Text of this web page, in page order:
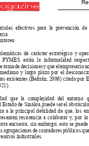
efectivos para la prevención de
de carácter estratégico y
PYMES están la informalidad
toma de decisiones y que el empresario
mediano y largo plazo por el
existentes (Beltrán, 2006) citado por
que la complejidad del entorno
Estado de Sinaloa, puede ser el
a la principal debilidad de que, los
resistencia a colaborar y, por lo
encuesta, sin embargo, esto se puede
agrupaciones de contadores públicos
industriales.